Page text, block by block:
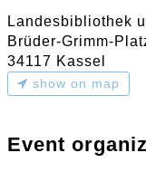
Landesbibliothek
Brüder-Grimm-
34117 Kassel
show on map
Event